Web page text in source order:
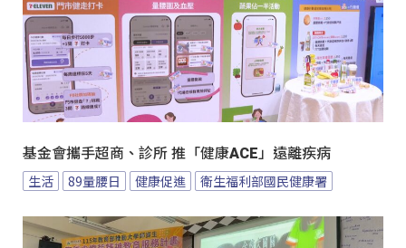
基金會攜手超商、診所 推「健康ACE」遠離疾病
生活 89量腰日 健康促進 衛生福利部國民健康署